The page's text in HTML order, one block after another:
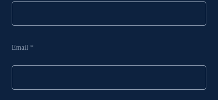
Email *